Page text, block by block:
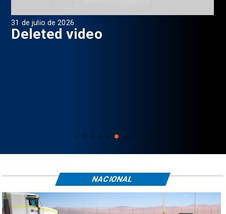
31 de julio de 2026
Deleted video
NACIONAL